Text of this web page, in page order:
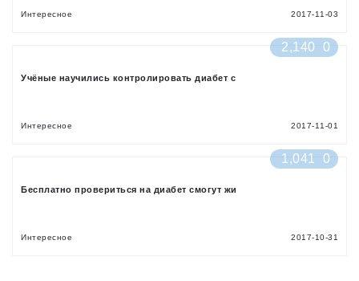
Интересное 2017-11-03
2,140 0
Учёные научились контролировать диабет с
Интересное 2017-11-01
1,041 0
Бесплатно провериться на диабет смогут жи
Интересное 2017-10-31